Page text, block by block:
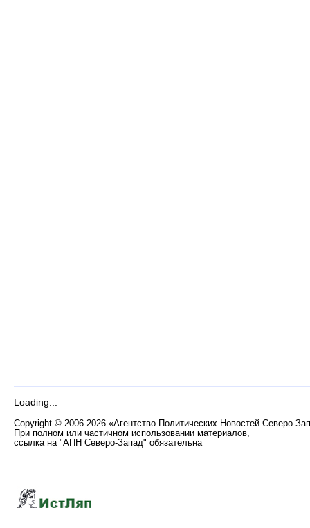
Loading...
Copyright © 2006-2026 «Агентство Политических Новостей Северо-
При полном или частичном использовании материалов,
ссылка на "АПН Северо-Запад" обязательна